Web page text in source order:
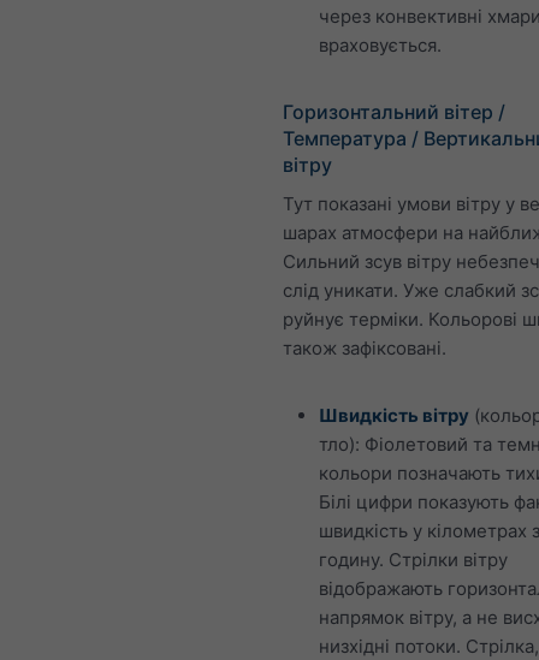
через конвективні
враховується.
Горизонтальний вітер /
Температура /
вітру
Тут показані умови вітру у
шарах атмосфери на
Сильний зсув вітру
слід уникати. Уже слабкий
руйнує терміки. Кольорові
також зафіксовані.
Швидкість вітру
тло): Фіолетовий та
кольори позначають
Білі цифри показують
швидкість у кілометрах
годину. Стрілки вітру
відображають
напрямок вітру, а не
низхідні потоки. Стрілка,